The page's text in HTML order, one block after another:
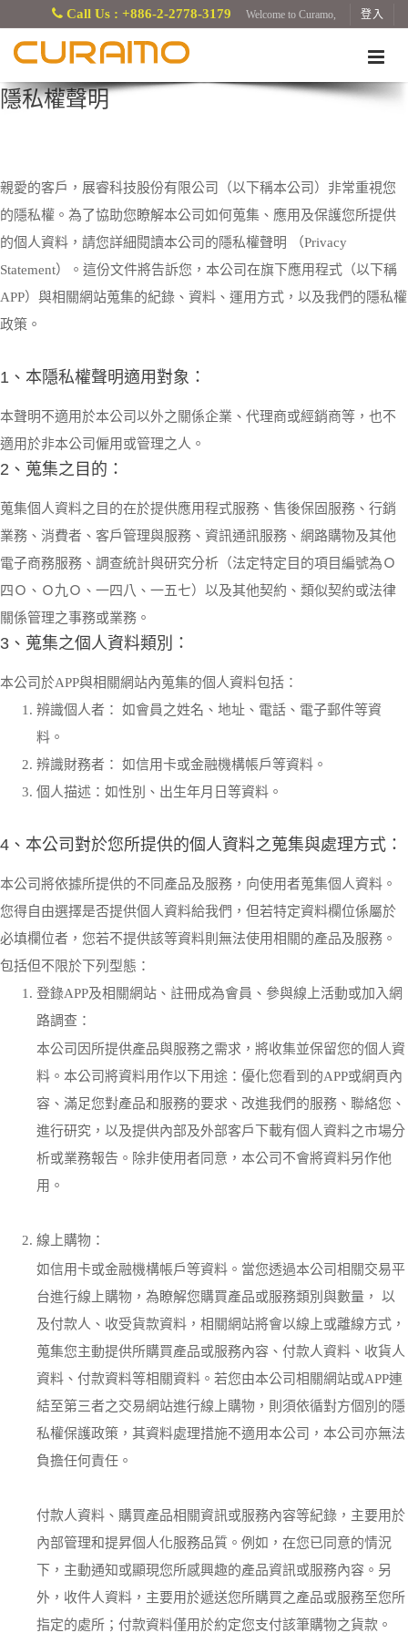
Call Us : +886-2-2778-3179 Welcome to Curamo, 登入
隱私權聲明
親愛的客戶，展睿科技股份有限公司（以下稱本公司）非常重視您
的隱私權。為了協助您瞭解本公司如何蒐集、應用及保護您所提供
的個人資料，請您詳細閱讀本公司的隱私權聲明 （Privacy
Statement）。這份文件將告訴您，本公司在旗下應用程式（以下稱
APP）與相關網站蒐集的紀錄、資料、運用方式，以及我們的隱私權
政策。
1、本隱私權聲明適用對象：
本聲明不適用於本公司以外之關係企業、代理商或經銷商等，也不
適用於非本公司僱用或管理之人。
2、蒐集之目的：
蒐集個人資料之目的在於提供應用程式服務、售後保固服務、行銷
業務、消費者、客戶管理與服務、資訊通訊服務、網路購物及其他
電子商務服務、調查統計與研究分析（法定特定目的項目編號為Ｏ
四Ｏ、Ｏ九Ｏ、一四八、一五七）以及其他契約、類似契約或法律
關係管理之事務或業務。
3、蒐集之個人資料類別：
本公司於APP與相關網站內蒐集的個人資料包括：
辨識個人者： 如會員之姓名、地址、電話、電子郵件等資
料。
辨識財務者： 如信用卡或金融機構帳戶等資料。
個人描述：如性別、出生年月日等資料。
4、本公司對於您所提供的個人資料之蒐集與處理方式：
本公司將依據所提供的不同產品及服務，向使用者蒐集個人資料。
您得自由選擇是否提供個人資料給我們，但若特定資料欄位係屬於
必填欄位者，您若不提供該等資料則無法使用相關的產品及服務。
包括但不限於下列型態：
登錄APP及相關網站、註冊成為會員、參與線上活動或加入網
路調查：
本公司因所提供產品與服務之需求，將收集並保留您的個人資
料。本公司將資料用作以下用途：優化您看到的APP或網頁內
容、滿足您對產品和服務的要求、改進我們的服務、聯絡您、
進行研究，以及提供內部及外部客戶下載有個人資料之市場分
析或業務報告。除非使用者同意，本公司不會將資料另作他
用。
線上購物：
如信用卡或金融機構帳戶等資料。當您透過本公司相關交易平
台進行線上購物，為瞭解您購買產品或服務類別與數量， 以
及付款人、收受貨款資料，相關網站將會以線上或離線方式，
蒐集您主動提供所購買產品或服務內容、付款人資料、收貨人
資料、付款資料等相關資料。若您由本公司相關網站或APP連
結至第三者之交易網站進行線上購物，則須依循對方個別的隱
私權保護政策，其資料處理措施不適用本公司，本公司亦無法
負擔任何責任。
付款人資料、購買產品相關資訊或服務內容等紀錄，主要用於
內部管理和提昇個人化服務品質。例如，在您已同意的情況
下，主動通知或顯現您所感興趣的產品資訊或服務內容。另
外，收件人資料，主要用於遞送您所購買之產品或服務至您所
指定的處所；付款資料僅用於約定您支付該筆購物之貨款。